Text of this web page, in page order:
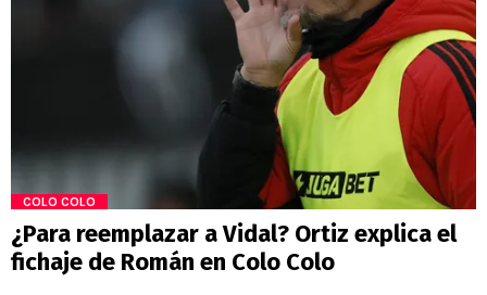
COLO COLO
¿Para reemplazar a Vidal? Ortiz explica el
fichaje de Román en Colo Colo